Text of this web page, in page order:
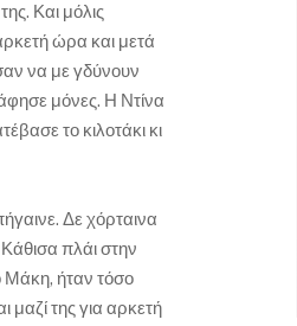
Και μόλις
ώρα και μετά
να με γδύνουν
μόνες. Η Ντίνα
το κιλοτάκι κι
Δε χόρταινα
πλάι στην
Μάκη, ήταν τόσο
της για αρκετή